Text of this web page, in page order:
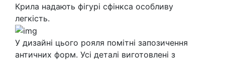
Крила надають фігурі сфінкса особливу
легкість.
У дизайні цього рояля помітні запозичення
античних форм. Усі деталі виготовлені з